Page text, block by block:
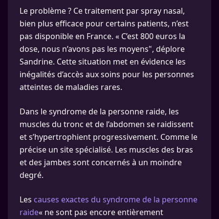
Le problème ? Ce traitement par spray nasal,
bien plus efficace pour certains patients, n’est
pas disponible en France. « C’est 800 euros la
dose, nous n’avons pas les moyens", déplore
Sandrine. Cette situation met en évidence les
inégalités d’accès aux soins pour les personnes
atteintes de maladies rares.
Dans le syndrome de la personne raide, les
muscles du tronc et de l’abdomen se raidissent
et s’hypertrophient progressivement. Comme le
précise un site spécialisé. Les muscles des bras
et des jambes sont concernés à un moindre
degré.
Les causes exactes du syndrome de la personne
raide« ne sont pas encore entièrement